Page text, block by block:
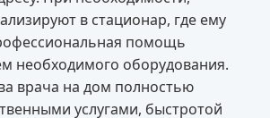
в стационар, где ему
помощь
необходимого оборудования.
врача на дом полностью
услугами, быстротой